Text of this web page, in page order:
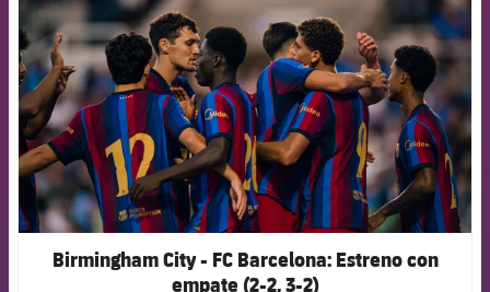
Birmingham City - FC Barcelona: Estreno con
empate (2-2, 3-2)